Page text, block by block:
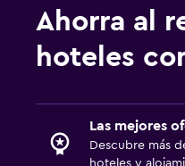
Ahorra al
hoteles
Las mejores
Descubre más
hoteles y